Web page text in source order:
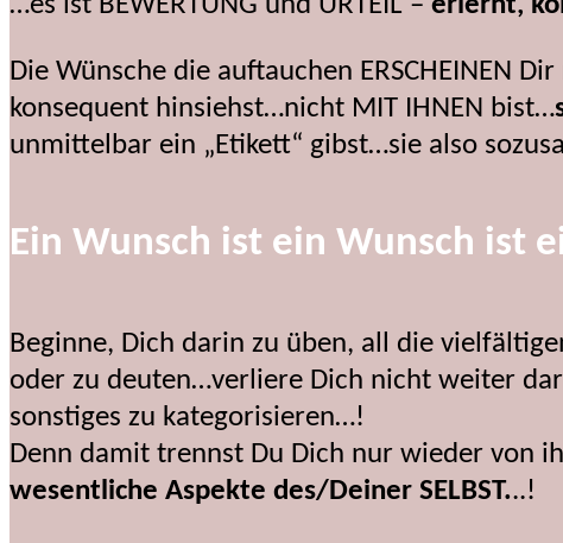
Die Wünsche die auftauchen ERSCHEINEN
konsequent hinsiehst…nicht MIT IHNEN bist…
unmittelbar ein „Etikett“ gibst…sie also
Ein Wunsch ist ein Wunsch ist
Beginne, Dich darin zu üben, all die
oder zu deuten…verliere Dich nicht weiter
sonstiges zu kategorisieren…!
Denn damit trennst Du Dich nur wieder von
wesentliche Aspekte des/Deiner SELBST...!